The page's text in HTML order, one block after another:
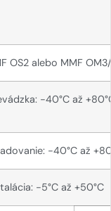
OS2 alebo MMF
-40°C až
-40°C až
-5°C až +50°C